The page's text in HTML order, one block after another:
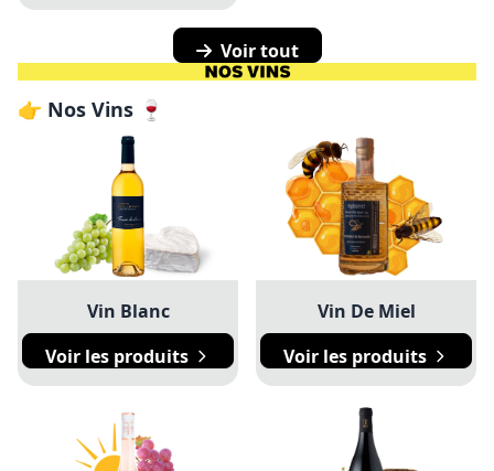
Voir tout
👉 Nos Vins 🍷
Vin Blanc
Voir les produits
Vin De Miel
Voir les produits